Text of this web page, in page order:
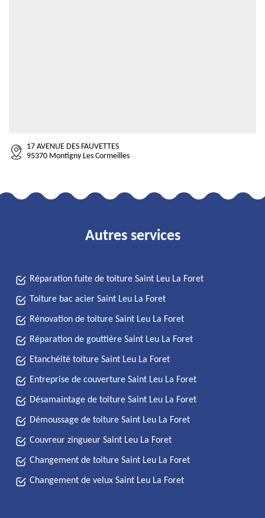
17 AVENUE DES FAUVETTES
95370 Montigny Les Cormeilles
Autres services
Réparation fuite de toiture Saint Leu La Foret
Toiture bac acier Saint Leu La Foret
Rénovation de toiture Saint Leu La Foret
Réparation de gouttière Saint Leu La Foret
Etanchéité toiture Saint Leu La Foret
Entreprise de couverture Saint Leu La Foret
Désamaintage de toiture Saint Leu La Foret
Démoussage de toiture Saint Leu La Foret
Couvreur zingueur Saint Leu La Foret
Changement de toiture Saint Leu La Foret
Changement de velux Saint Leu La Foret